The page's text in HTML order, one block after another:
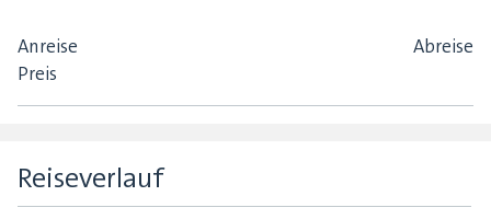
Anreise
Abreise
Preis
Reiseverlauf